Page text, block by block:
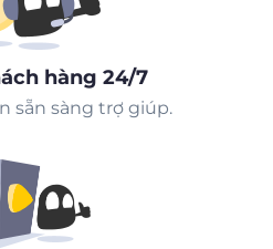
hàng 24/7
sẵn sàng trợ giúp.